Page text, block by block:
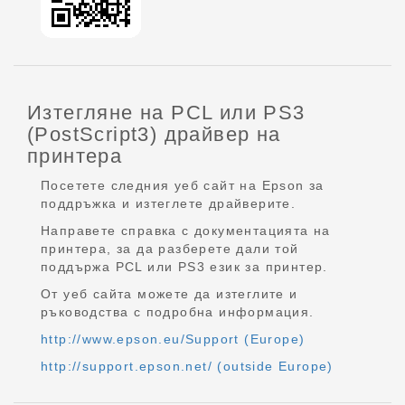
Изтегляне на PCL или PS3
(PostScript3) драйвер на
принтера
Посетете следния уеб сайт на Epson за
поддръжка и изтеглете драйверите.
Направете справка с документацията на
принтера, за да разберете дали той
поддържа PCL или PS3 език за принтер.
От уеб сайта можете да изтеглите и
ръководства с подробна информация.
http://www.epson.eu/Support (Europe)
http://support.epson.net/ (outside Europe)